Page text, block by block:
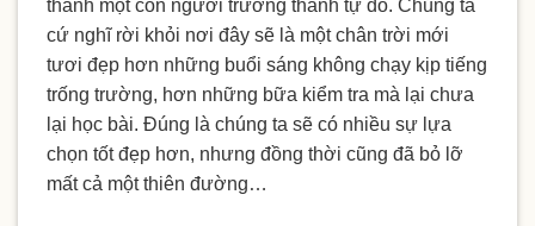
thành một con người trưởng thành tự do. Chúng ta
cứ nghĩ rời khỏi nơi đây sẽ là một chân trời mới
tươi đẹp hơn những buổi sáng không chạy kịp tiếng
trống trường, hơn những bữa kiểm tra mà lại chưa
lại học bài. Đúng là chúng ta sẽ có nhiều sự lựa
chọn tốt đẹp hơn, nhưng đồng thời cũng đã bỏ lỡ
mất cả một thiên đường…